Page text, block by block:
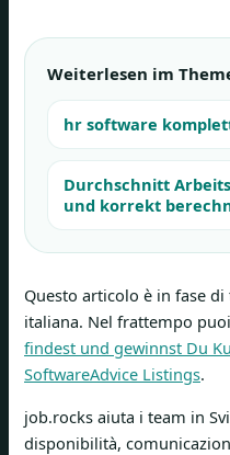
Weiterlesen im
hr software
Durchschnitt
und korrekt
Questo articolo è in fase
italiana. Nel frattempo
findest und gewinnst Du
SoftwareAdvice Listings.
job.rocks aiuta i team in
disponibilità,